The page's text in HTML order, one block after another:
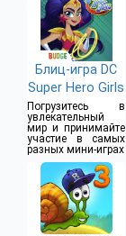
Блиц-игра DC
Super Hero Girls
Погрузитесь в
увлекательный
мир и принимайте
участие в самых
разных мини-играх